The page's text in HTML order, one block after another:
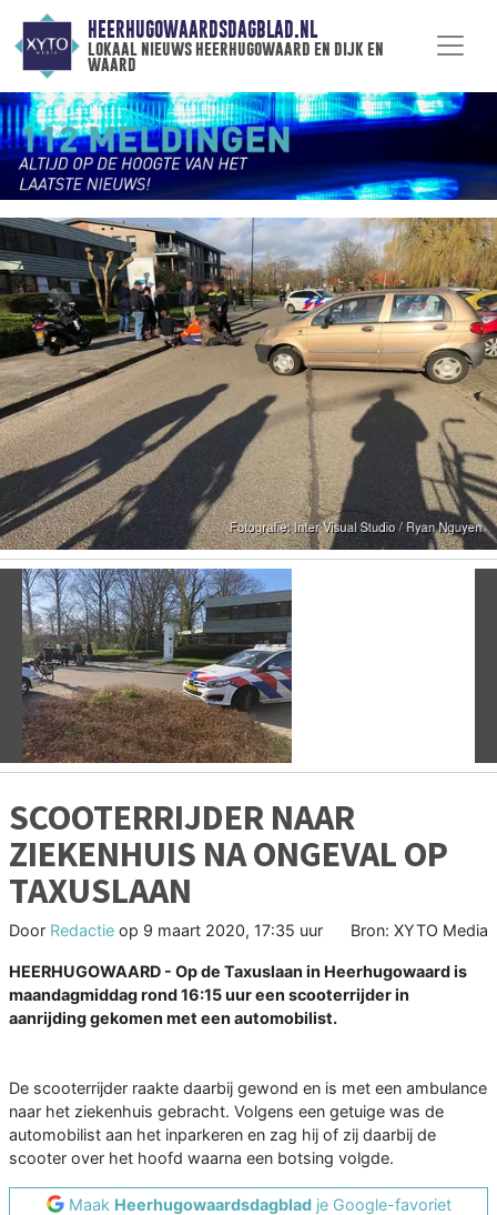
HEERHUGOWAARDSDAGBLAD.NL
lokaal nieuws heerhugowaard en dijk en
waard
Vorige
SCOOTERRIJDER NAAR
ZIEKENHUIS NA ONGEVAL OP
TAXUSLAAN
Door Redactie op 9 maart 2020, 17:35 uur Bron: XYTO Media
HEERHUGOWAARD - Op de Taxuslaan in Heerhugowaard is
maandagmiddag rond 16:15 uur een scooterrijder in
aanrijding gekomen met een automobilist.
De scooterrijder raakte daarbij gewond en is met een ambulance
naar het ziekenhuis gebracht. Volgens een getuige was de
automobilist aan het inparkeren en zag hij of zij daarbij de
scooter over het hoofd waarna een botsing volgde.
Maak Heerhugowaardsdagbladje Google-favoriet